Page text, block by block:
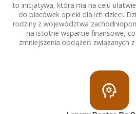
to inicjatywa, która ma na celu
do placówek opieki dla ich dzieci.
rodziny z województwa
na istotne wsparcie finansowe,
zmniejszenia obciążeń związanych
psychology